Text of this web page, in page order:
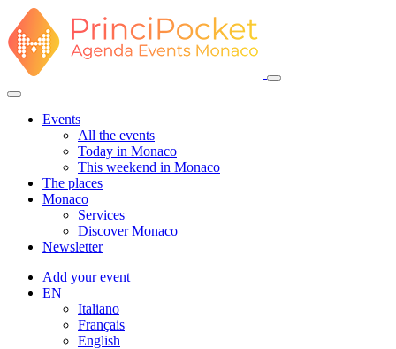
Events
All the events
Today in Monaco
This weekend in Monaco
The places
Monaco
Services
Discover Monaco
Newsletter
Add your event
EN
Italiano
Français
English